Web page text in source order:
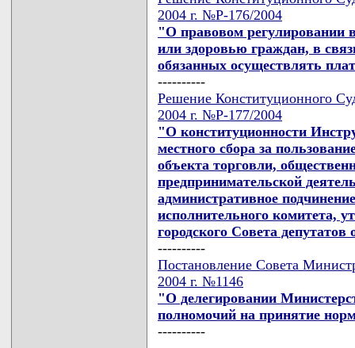
2004 г. №Р-176/2004
"О правовом регулировании
или здоровью граждан, в
обязанных осуществлять
----------
Решение Конституционного
2004 г. №Р-177/2004
"О конституционности
местного сбора за
объекта торговли,
предпринимательской
административное
исполнительного комитета,
городского Совета
----------
Постановление Совета
2004 г. №1146
"О делегировании
полномочий на принятие
----------